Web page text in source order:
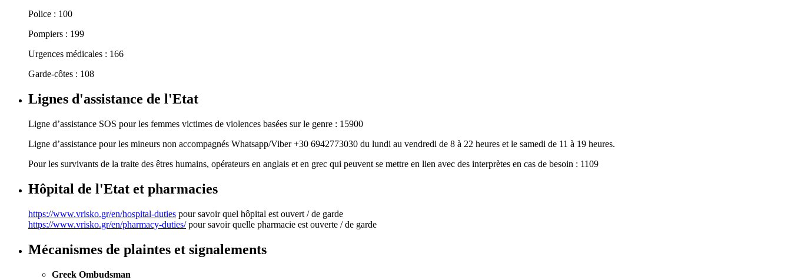
Police : 100
Pompiers : 199
Urgences médicales : 166
Garde-côtes : 108
Lignes d'assistance de l'Etat
Ligne d’assistance SOS pour les femmes victimes de violences basées sur le genre : 15900
Ligne d’assistance pour les mineurs non accompagnés Whatsapp/Viber +30 6942773030 du lundi au vendredi de 8 à 22 heures et le samedi de 11 à 19 heures.
Pour les survivants de la traite des êtres humains, opérateurs en anglais et en grec qui peuvent se mettre en lien avec des interprètes en cas de besoin : 1109
Hôpital de l'Etat et pharmacies
https://www.vrisko.gr/en/hospital-duties pour savoir quel hôpital est ouvert / de garde
https://www.vrisko.gr/en/pharmacy-duties/pour savoir quelle pharmacie est ouverte / de garde
Mécanismes de plaintes et signalements
Greek Ombudsman